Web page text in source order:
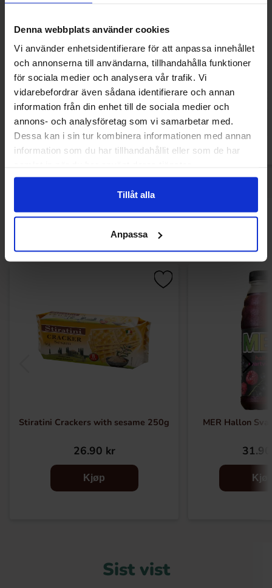
Denna webbplats använder cookies
Vi använder enhetsidentifierare för att anpassa innehållet
och annonserna till användarna, tillhandahålla funktioner
för sociala medier och analysera vår trafik. Vi
vidarebefordrar även sådana identifierare och annan
information från din enhet till de sociala medier och
annons- och analysföretag som vi samarbetar med.
Dessa kan i sin tur kombinera informationen med annan
information som du har tillhandahållit eller som de har
Tillåt alla
Anpassa
Haribo Party Mix 200g
52.90 kr
Kjøp
Haribo
Andre kjøpte også
Stiratini Crackers with sesame 250g
26.90 kr
Kjøp
MER Hallon
Sist vist